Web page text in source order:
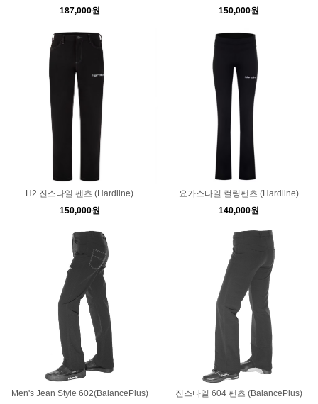
187,000원
150,000원
H2 진스타일 팬츠 (Hardline)
150,000원
요가스타일 컬링팬츠 (Hardline)
140,000원
Men's Jean Style 602(BalancePlus)
진스타일 604 팬츠 (BalancePlus)